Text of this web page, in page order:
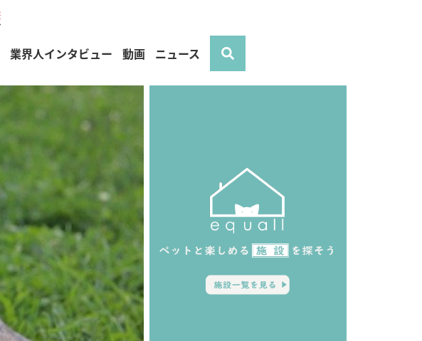
業界人インタビュー 動画 ニュース